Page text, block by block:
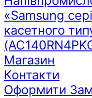
«Samsung
касетного
Магазин
Контакти
Оформити